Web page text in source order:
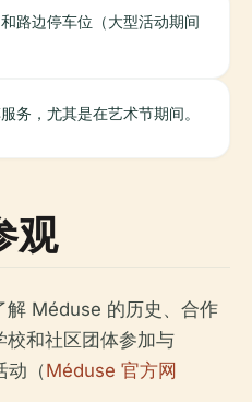
路边停车位（大型活动期间
务，尤其是在艺术节期间。
观
解 Méduse 的历史、合作
校和社区团体参加与
动（Méduse 官方网